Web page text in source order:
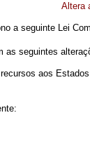
Altera
a seguinte Lei
as seguintes
aos